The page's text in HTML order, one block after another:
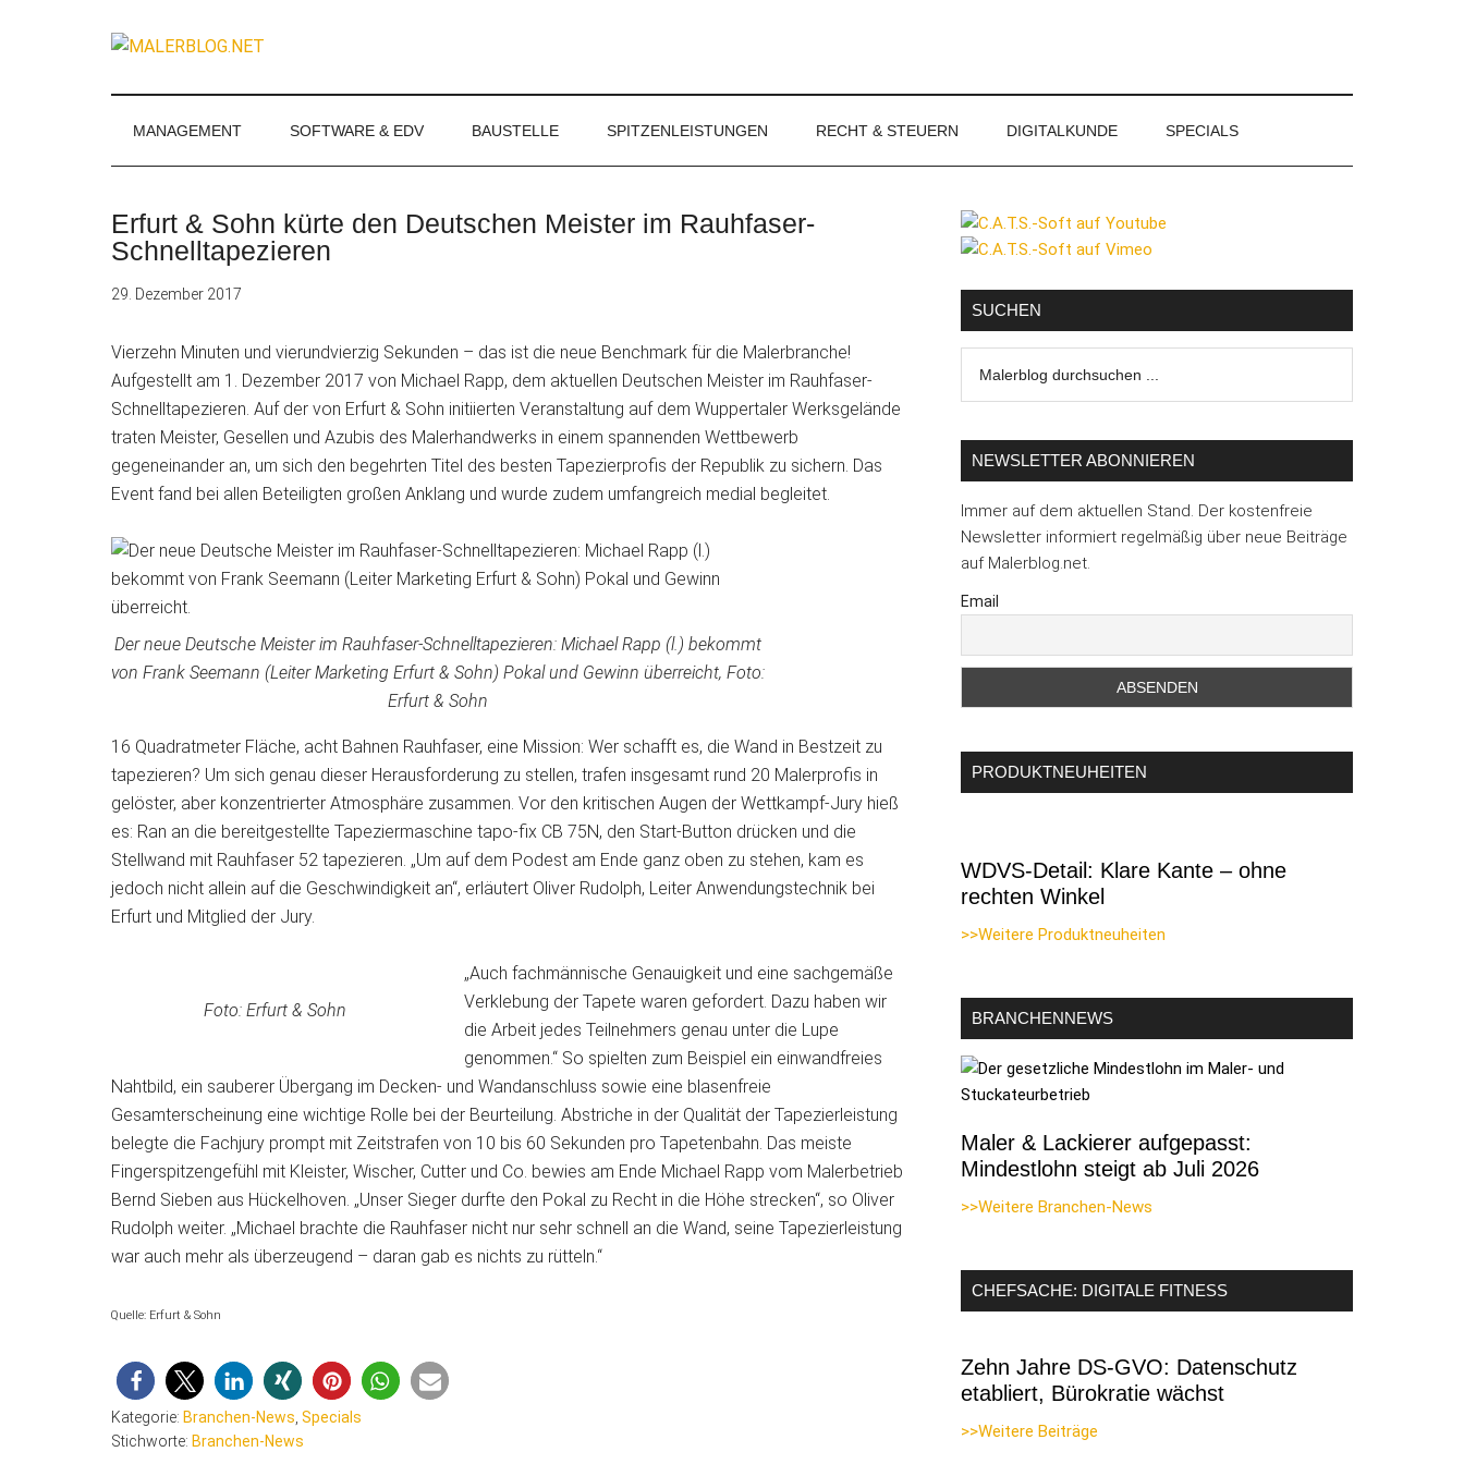
MALERBLOG.NET
Magazin
Stuckateure
MANAGEMENT SOFTWARE & EDV BAUSTELLE SPITZENLEISTUNGEN RECHT & STEUERN DIGITALKUNDE SPECIALS
Erfurt & Sohn kürte den Deutschen Meister im Rauhfaser-
Schnelltapezieren
29. Dezember 2017
Vierzehn Minuten und vierundvierzig Sekunden – das ist die neue Benchmark für die Malerbranche!
Aufgestellt am 1. Dezember 2017 von Michael Rapp, dem aktuellen Deutschen Meister im Rauhfaser-
Schnelltapezieren. Auf der von Erfurt & Sohn initiierten Veranstaltung auf dem Wuppertaler Werksgelände
traten Meister, Gesellen und Azubis des Malerhandwerks in einem spannenden Wettbewerb
gegeneinander an, um sich den begehrten Titel des besten Tapezierprofis der Republik zu sichern. Das
Event fand bei allen Beteiligten großen Anklang und wurde zudem umfangreich medial begleitet.
Der neue Deutsche Meister im Rauhfaser-Schnelltapezieren: Michael Rapp (l.) bekommt
von Frank Seemann (Leiter Marketing Erfurt & Sohn) Pokal und Gewinn überreicht, Foto:
Erfurt & Sohn
16 Quadratmeter Fläche, acht Bahnen Rauhfaser, eine Mission: Wer schafft es, die Wand in Bestzeit zu
tapezieren? Um sich genau dieser Herausforderung zu stellen, trafen insgesamt rund 20 Malerprofis in
gelöster, aber konzentrierter Atmosphäre zusammen. Vor den kritischen Augen der Wettkampf-Jury hieß
es: Ran an die bereitgestellte Tapeziermaschine tapo-fix CB 75N, den Start-Button drücken und die
Stellwand mit Rauhfaser 52 tapezieren. „Um auf dem Podest am Ende ganz oben zu stehen, kam es
jedoch nicht allein auf die Geschwindigkeit an“, erläutert Oliver Rudolph, Leiter Anwendungstechnik bei
Erfurt und Mitglied der Jury.
Foto: Erfurt & Sohn
„Auch fachmännische Genauigkeit und eine sachgemäße
Verklebung der Tapete waren gefordert. Dazu haben wir
die Arbeit jedes Teilnehmers genau unter die Lupe
genommen.“ So spielten zum Beispiel ein einwandfreies
Nahtbild, ein sauberer Übergang im Decken- und Wandanschluss sowie eine blasenfreie
Gesamterscheinung eine wichtige Rolle bei der Beurteilung. Abstriche in der Qualität der Tapezierleistung
belegte die Fachjury prompt mit Zeitstrafen von 10 bis 60 Sekunden pro Tapetenbahn. Das meiste
Fingerspitzengefühl mit Kleister, Wischer, Cutter und Co. bewies am Ende Michael Rapp vom Malerbetrieb
Bernd Sieben aus Hückelhoven. „Unser Sieger durfte den Pokal zu Recht in die Höhe strecken“, so Oliver
Rudolph weiter. „Michael brachte die Rauhfaser nicht nur sehr schnell an die Wand, seine Tapezierleistung
war auch mehr als überzeugend – daran gab es nichts zu rütteln.“
Quelle: Erfurt & Sohn
Kategorie: Branchen-News Specials
Stichworte: Branchen-News
Seitenspalte
SUCHEN
durchsuchen
NEWSLETTER ABONNIEREN
Immer auf dem aktuellen Stand. Der kostenfreie
Newsletter informiert regelmäßig über neue Beiträge
auf Malerblog.net.
Email
PRODUKTNEUHEITEN
WDVS-Detail: Klare Kante – ohne
rechten Winkel
>>Weitere Produktneuheiten
BRANCHENNEWS
Maler & Lackierer aufgepasst:
Mindestlohn steigt ab Juli 2026
>>Weitere Branchen-News
CHEFSACHE: DIGITALE FITNESS
Zehn Jahre DS-GVO: Datenschutz
etabliert, Bürokratie wächst
>>Weitere Beiträge